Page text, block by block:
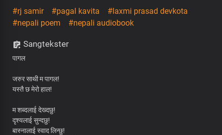
#rj samir #pagal kavita
#laxmi prasad devkota
#nepali poem
#nepali audiobook
Sangtekster
पागल
जरुर साथी म पागल!
यस्तै छ मेरो हाल!
म शब्दलाई देख्दछु!
दृश्यलाई सुन्दछु!
बास्नालाई स्वाद लिन्छु!